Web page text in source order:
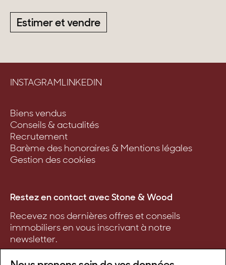
Estimer et vendre
INSTAGRAMLINKEDIN
Biens vendus
Conseils & actualités
Recrutement
Barème des honoraires & Mentions légales
Gestion des cookies
Restez en contact avec Stone & Wood
Recevez nos dernières offres et conseils
immobiliers en vous inscrivant à notre
newsletter.